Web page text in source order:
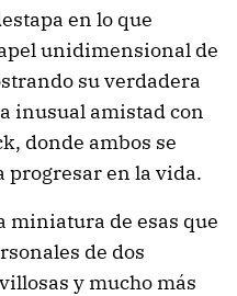
en lo que
unidimensional de
su verdadera
inusual amistad con
donde ambos se
progresar en la vida.
miniatura de esas que
de dos
y mucho más